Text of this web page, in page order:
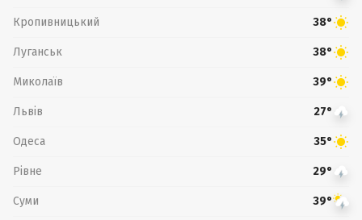
Кропивницький 38°
Луганськ 38°
Миколаїв 39°
Львів 27°
Одеса 35°
Рівне 29°
Суми 39°